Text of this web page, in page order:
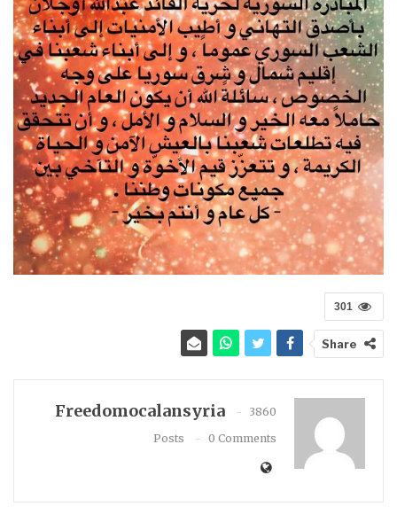
301
Share
Freedomocalansyria
3860
Posts
0 Comments